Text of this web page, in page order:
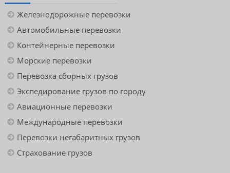
Железнодорожные перевозки
Автомобильные перевозки
Контейнерные перевозки
Морские перевозки
Перевозка сборных грузов
Экспедирование грузов по городу
Авиационные перевозки
Международные перевозки
Перевозки негабаритных грузов
Страхование грузов